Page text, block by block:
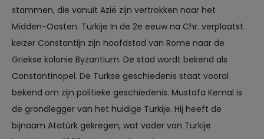
stammen, die vanuit Azië zijn vertrokken naar het
Midden-Oosten. Turkije In de 2e eeuw na Chr. verplaatst
keizer Constantijn zijn hoofdstad van Rome naar de
Griekse kolonie Byzantium. De stad wordt bekend als
Constantinopel. De Turkse geschiedenis staat vooral
bekend om zijn politieke geschiedenis. Mustafa Kemal is
de grondlegger van het huidige Turkije. Hij heeft de
bijnaam Atatürk gekregen, wat vader van Turkije